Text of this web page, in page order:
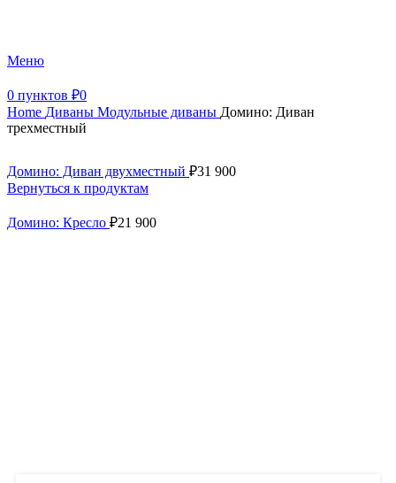
Меню
0 пунктов ₽0
Home Диваны Модульные диваны Домино: Диван
трехместный
Домино: Диван двухместный ₽31 900
Вернуться к продуктам
Домино: Кресло ₽21 900